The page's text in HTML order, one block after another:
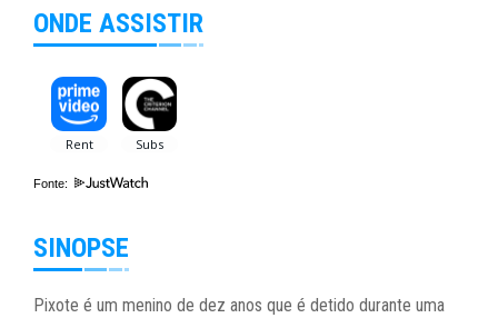
ONDE ASSISTIR
Fonte:
SINOPSE
Pixote é um menino de dez anos que é detido durante uma